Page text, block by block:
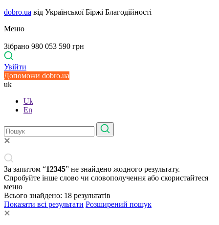
dobro.ua від Української Біржі Благодійності
Меню
Зібрано 980 053 590 грн
Увійти
Допоможи dobro.ua
uk
Uk
En
За запитом “12345” не знайдено жодного результату.
Спробуйте інше слово чи словополучення або скористайтеся
меню
Всього знайдено: 18 результатів
Показати всі результати Розширений пошук